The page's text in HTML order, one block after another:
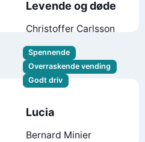
Levende og døde
Christoffer Carlsson
Spennende
Overraskende vending
Godt driv
Lucia
Bernard Minier